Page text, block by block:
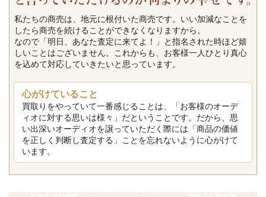
私たちの商売は、地元に根付いた商売です。いい加減なことを
したら商売を続けることができなくなりますから。
なので「明日、あなた査定に来てよ！」と指名された時ほど嬉
しいことはございません。これからも、お客様一人ひとり真心
を込めて対応していきたいと思っています。
心がけていること
買取りをやっていて一番感じることは、「お客様のオーデ
ィオに対する思いは様々」だということです。だから、思
い出深いオーディオを譲っていただく際には「商品の価値
を正しく判断し査定する」ことを忘れないように心がけて
います。